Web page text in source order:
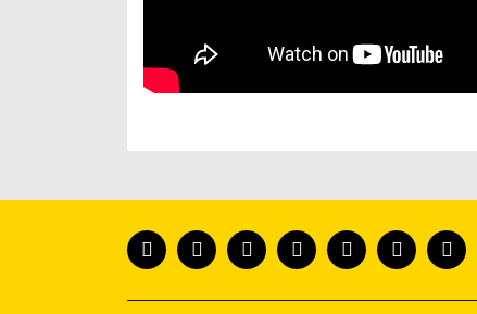
Ürün açıklamasında eksik bilgiler bulunuyor.